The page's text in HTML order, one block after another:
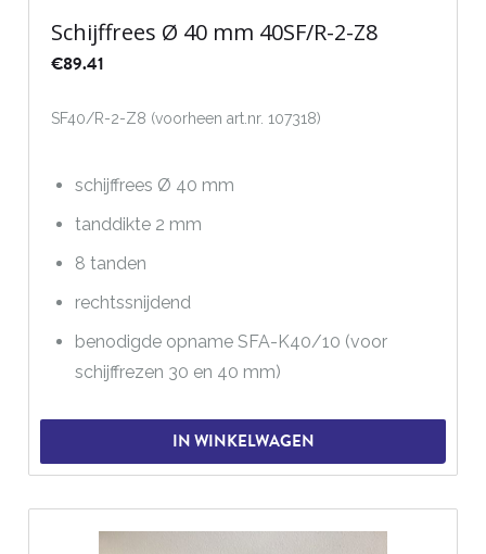
Schijffrees Ø 40 mm 40SF/R-2-Z8
€89.41
SF40/R-2-Z8 (voorheen art.nr. 107318)
schijffrees Ø 40 mm
tanddikte 2 mm
8 tanden
rechtssnijdend
benodigde opname SFA-K40/10 (voor
schijffrezen 30 en 40 mm)
IN WINKELWAGEN